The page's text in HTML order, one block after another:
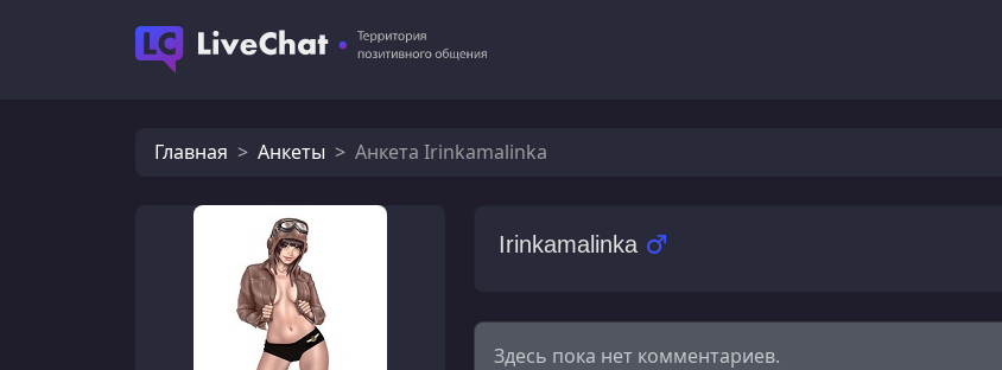
Главная Анкеты Анкета Irinkamalinka
Irinkamalinka
Здесь пока нет комментариев.